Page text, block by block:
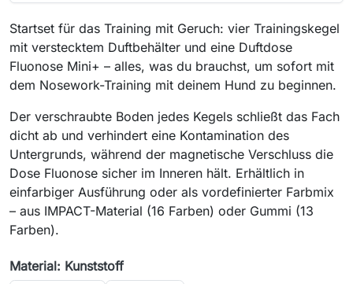
Startset für das Training mit Geruch: vier Trainingskegel
mit verstecktem Duftbehälter und eine Duftdose
Fluonose Mini+ – alles, was du brauchst, um sofort mit
dem Nosework-Training mit deinem Hund zu beginnen.
Der verschraubte Boden jedes Kegels schließt das Fach
dicht ab und verhindert eine Kontamination des
Untergrunds, während der magnetische Verschluss die
Dose Fluonose sicher im Inneren hält. Erhältlich in
einfarbiger Ausführung oder als vordefinierter Farbmix
– aus IMPACT-Material (16 Farben) oder Gummi (13
Farben).
Material: Kunststoff